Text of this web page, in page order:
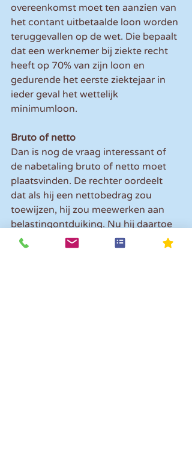
overeenkomst moet ten aanzien van
het contant uitbetaalde loon worden
teruggevallen op de wet. Die bepaalt
dat een werknemer bij ziekte recht
heeft op 70% van zijn loon en
gedurende het eerste ziektejaar in
ieder geval het wettelijk
minimumloon.
Bruto of netto
Dan is nog de vraag interessant of
de nabetaling bruto of netto moet
plaatsvinden. De rechter oordeelt
dat als hij een nettobedrag zou
toewijzen, hij zou meewerken aan
belastingontduiking. Nu hij daartoe
uiteraard niet bereid is, zal hij alleen